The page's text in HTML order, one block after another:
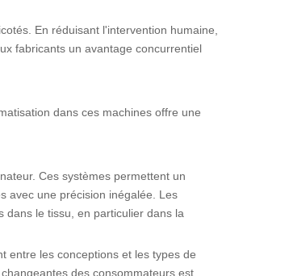
En réduisant l'intervention humaine,
fabricants un avantage concurrentiel
dans ces machines offre une
Ces systèmes permettent un
avec une précision inégalée. Les
le tissu, en particulier dans la
entre les conceptions et les types de
des consommateurs est